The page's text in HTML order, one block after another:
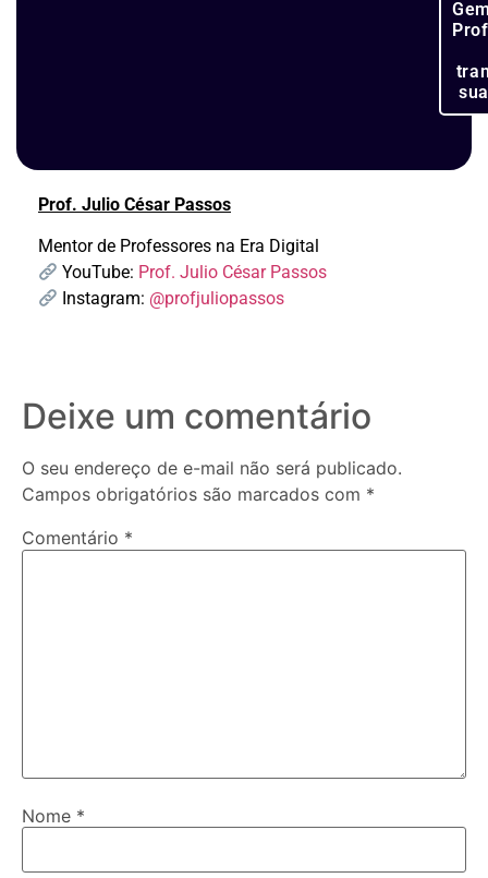
Prof. Julio César Passos
Mentor de Professores na Era Digital
YouTube: Prof. Julio César Passos
Instagram: @profjuliopassos
Deixe um comentário
O seu endereço de e-mail não será publicado.
Campos obrigatórios são marcados com *
Comentário *
Nome *